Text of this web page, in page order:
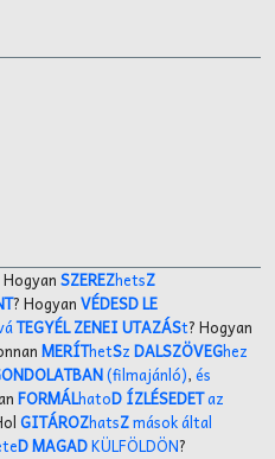
HogyanSZEREZhetsZ
? HogyanVÉDESD LE
TEGYÉL ZENEI UTAZÁSt? Hogyan
MERÍThetSzDALSZÖVEGhez
(filmajánló),és
FORMÁLhatoD ÍZLÉSEDETaz
GITÁROZhatsZmások által
D MAGADKÜLFÖLDÖN?